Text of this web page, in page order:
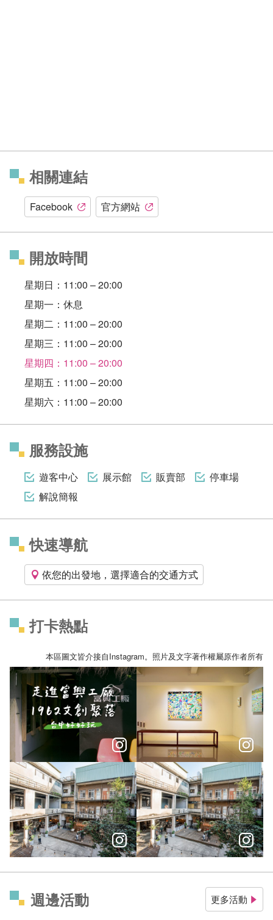
相關連結
Facebook 官方網站
開放時間
星期日：11:00 – 20:00
星期一：休息
星期二：11:00 – 20:00
星期三：11:00 – 20:00
星期四：11:00 – 20:00
星期五：11:00 – 20:00
星期六：11:00 – 20:00
服務設施
遊客中心 展示館 販賣部
停車場
解說簡報
快速導航
依您的出發地，選擇適合的交通方式
打卡熱點
本區圖文皆介接自Instagram。照片及文字著作權屬原作者所有
️ 𝐅𝐔𝐒𝐈𝐎𝐍 𝐒𝐏𝐀𝐂𝐄 𝟏𝟗𝟔𝟐 𝐂𝐮𝐥𝐭𝐮𝐫𝐚𝐥 𝐚𝐧𝐝 𝐂𝐫𝐞𝐚𝐭𝐢𝐯𝐞 𝐏𝐚𝐫𝐤
藝文心路｜在台中遇見創意與
週邊活動 更多活動